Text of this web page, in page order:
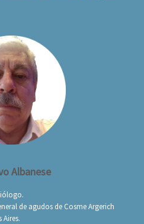
Albanese
de agudos de Cosme Argerich